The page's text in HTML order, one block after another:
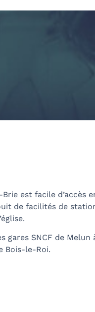
est facile d’accès
de facilités de
gares SNCF de Melun
Bois-le-Roi.